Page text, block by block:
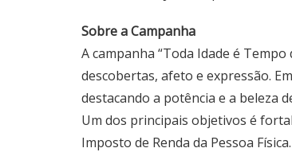
Sobre a Campanha
A campanha “Toda Idade é
descobertas, afeto e expressão.
destacando a potência e a beleza
Um dos principais objetivos é
Imposto de Renda da Pessoa Física.